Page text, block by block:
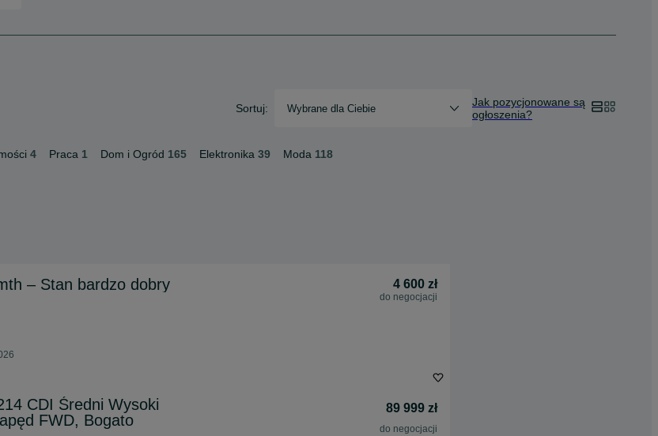
Sortuj: Wybrane dla Ciebie
Jak pozycjonowane są
ogłoszenia?
4 Praca 1 Dom i Ogród 165 Elektronika 39 Moda 118
– Stan bardzo dobry 4 600 zł
do negocjacji
CDI Średni Wysoki
FWD, Bogato
89 999 zł
do negocjacji